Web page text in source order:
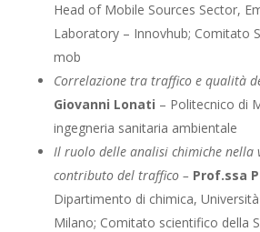
Head of Mobile Sources Sector,
Laboratory – Innovhub; Comitato
mob
Correlazione tra traffico e qualità
Giovanni Lonati – Politecnico di
ingegneria sanitaria ambientale
Il ruolo delle analisi chimiche nella
contributo del traffico – Prof.ssa
Dipartimento di chimica,
Milano; Comitato scientifico della